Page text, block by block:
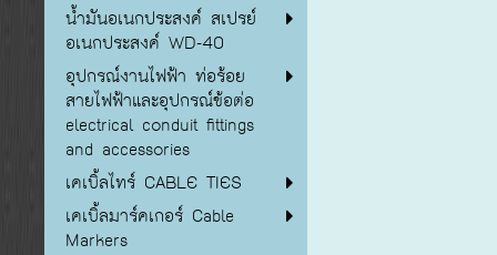
น้ำมันอเนกประสงค์ สเปรย์
อเนกประสงค์ WD-40
อุปกรณ์งานไฟฟ้า ท่อร้อย
สายไฟฟ้าและอุปกรณ์ข้อต่อ
electrical conduit fittings
and accessories
เคเบิ้ลไทร์ CABLE TIES
เคเบิ้ลมาร์คเกอร์ Cable
Markers